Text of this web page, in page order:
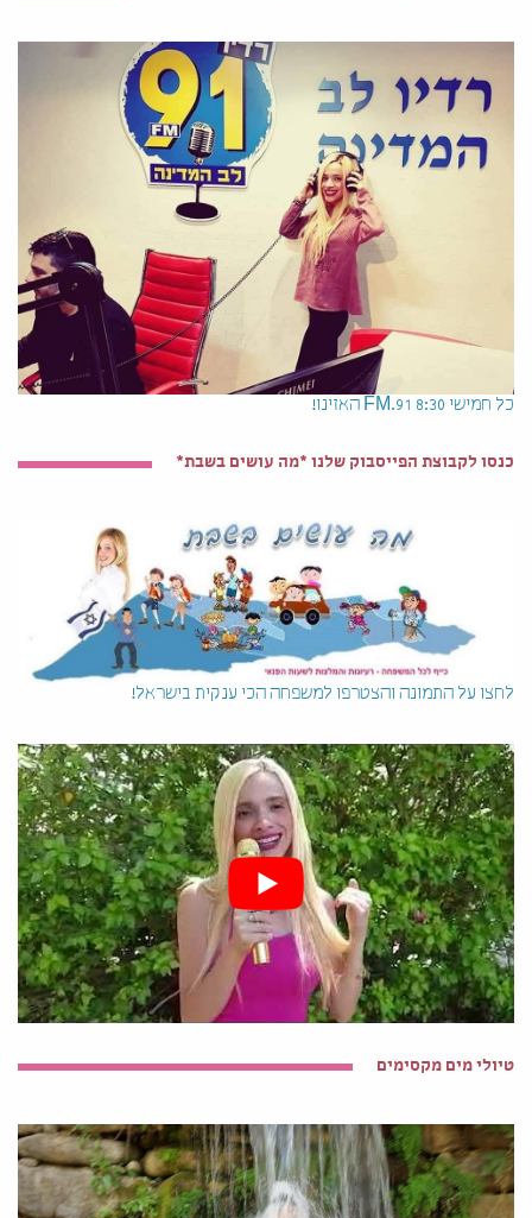
כל חמישי 8:30 91.FM האזינו!
כנסו לקבוצת הפייסבוק שלנו *מה עושים בשבת*
לחצו על התמונה והצטרפו למשפחה הכי ענקית בישראל!
טיולי מים מקסימים